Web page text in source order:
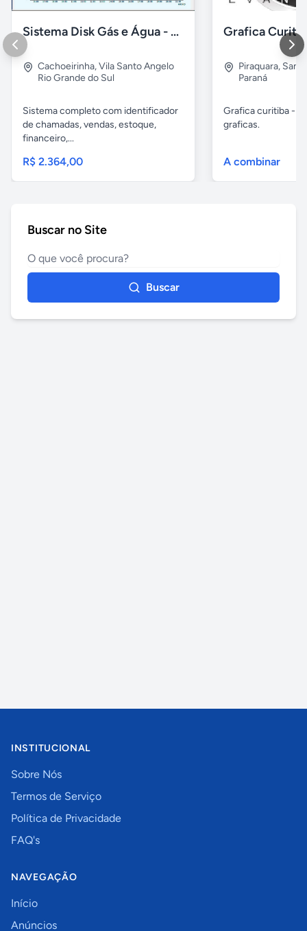
Sistema Disk Gás e Água - Revenda de GLP
Cachoeirinha,Vila Santo Angelo
Rio Grande do Sul
Sistema completo com identificador
de chamadas, vendas, estoque,
financeiro,...
R$ 2.364,00
Piraquara,
Paraná
Grafica curitiba -
graficas.
A combinar
Buscar no Site
Buscar
INSTITUCIONAL
Sobre Nós
Termos de Serviço
Política de Privacidade
FAQ's
NAVEGAÇÃO
Início
Anúncios